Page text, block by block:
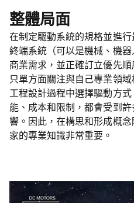
整體局面
在制定驅動系統的規格並進
終端系統（可以是機械、機
商業需求，並正確訂立優先順
只單方面關注與自己專業領
工程設計過程中選擇驅動方
能、成本和限制，都會受到
響。因此，在構思和形成概
家的專業知識非常重要。